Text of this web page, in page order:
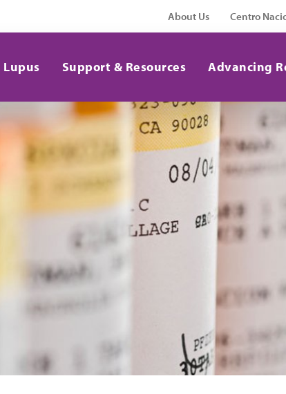
About Us Centro
Support & Resources Advancing